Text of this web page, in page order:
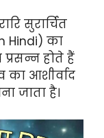
सुरार्चित
Hindi) का
होते हैं
का आशीर्वाद
जाता है।